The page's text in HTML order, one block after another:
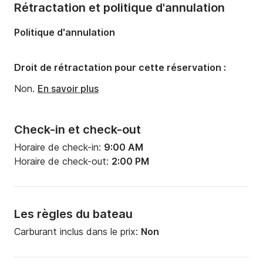
Check-in et check-out
Horaire de check-in: 9:00 AM
Horaire de check-out: 2:00 PM
Les règles du bateau
Carburant inclus dans le prix: Non
Rétractation et politique d'annulation
Politique d'annulation
Droit de rétractation pour cette réservation :
Non. En savoir plus